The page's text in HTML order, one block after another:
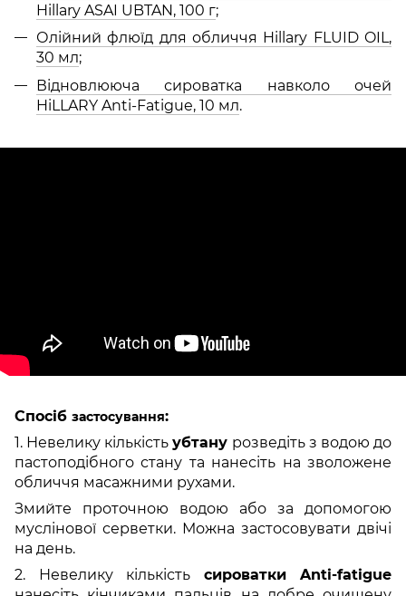
Hillary ASAI UBTAN, 100 г;
Олійний флюїд для обличчя Hillary FLUID OIL,
30 мл;
Відновлююча сироватка навколо очей
HiLLARY Anti-Fatigue, 10 мл.
Спосіб застосування:
1. Невелику кількість убтану розведіть з водою до
пастоподібного стану та нанесіть на зволожене
обличчя масажними рухами.
Змийте проточною водою або за допомогою
муслінової серветки. Можна застосовувати двічі
на день.
2. Невелику кількість сироватки Anti-fatigue